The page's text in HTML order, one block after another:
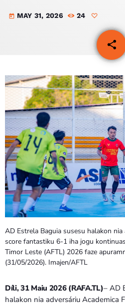
TOP 15
VÍDEO SIRA
EVENTU SIRA
KONTAKTU SIRA
TÉTUM
TÉTUM
PORTUGUÊS
PRÓXIMOS PROGRAMAS
7:00 AM - 10:00
Bom dia RAFA
today MAY 31, 2026 24
share
email
AD Estrela Baguia susesu halakon nia
score fantastiku 6-1 iha jogu
Timor Leste (AFTL) 2026 faze
(31/05/2026). Imajen/AFTL
Díli, 31 Maiu 2026 (RAFA.TL)– AD
halakon nia adversáriu Academica